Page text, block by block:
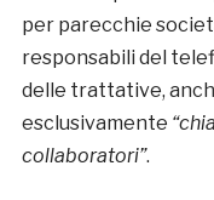
per parecchie
responsabili del
delle trattative,
esclusivamente
collaboratori”.